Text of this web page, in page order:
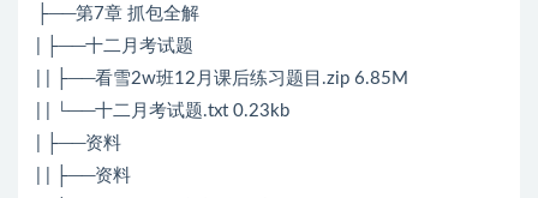
├──第7章 抓包全解
| ├──十二月考试题
| | ├──看雪2w班12月课后练习题目.zip 6.85M
| | └──十二月考试题.txt 0.23kb
| ├──资料
| | ├──资料